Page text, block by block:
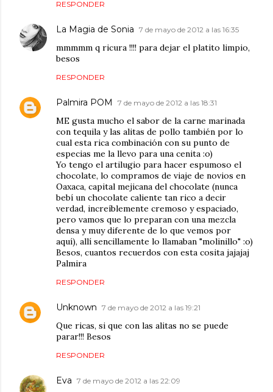
RESPONDER
La Magia de Sonia 7 de mayo de 2012 a las 16:35
mmmmm q ricura !!!! para dejar el platito limpio,
besos
RESPONDER
Palmira POM 7 de mayo de 2012 a las 18:31
ME gusta mucho el sabor de la carne marinada
con tequila y las alitas de pollo también por lo
cual esta rica combinación con su punto de
especias me la llevo para una cenita :o)
Yo tengo el artilugio para hacer espumoso el
chocolate, lo compramos de viaje de novios en
Oaxaca, capital mejicana del chocolate (nunca
bebí un chocolate caliente tan rico a decir
verdad, increíblemente cremoso y espaciado,
pero vamos que lo preparan con una mezcla
densa y muy diferente de lo que vemos por
aquí), allí sencillamente lo llamaban "molinillo" :o)
Besos, cuantos recuerdos con esta cosita jajajaj
Palmira
RESPONDER
Unknown 7 de mayo de 2012 a las 19:21
Que ricas, si que con las alitas no se puede
parar!!! Besos
RESPONDER
Eva 7 de mayo de 2012 a las 22:09